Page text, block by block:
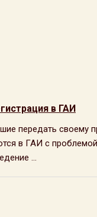
в ГАИ
передать своему
в ГАИ с
...